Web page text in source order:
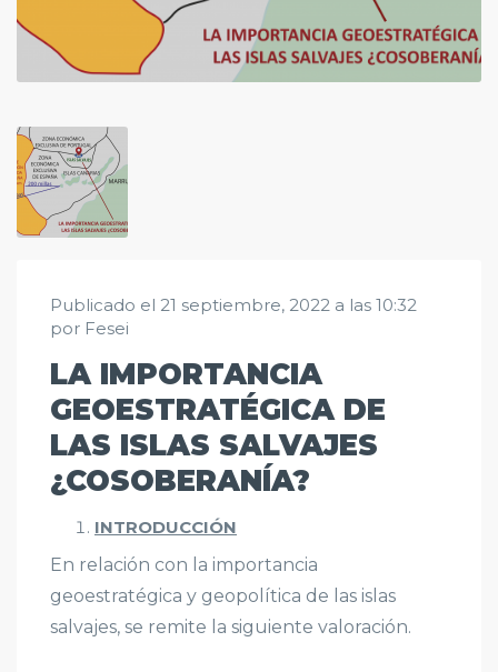
Publicado el 21 septiembre, 2022 a las 10:32
por Fesei
LA IMPORTANCIA
GEOESTRATÉGICA DE
LAS ISLAS SALVAJES
¿COSOBERANÍA?
INTRODUCCIÓN
En relación con la importancia
geoestratégica y geopolítica de las islas
salvajes, se remite la siguiente valoración.